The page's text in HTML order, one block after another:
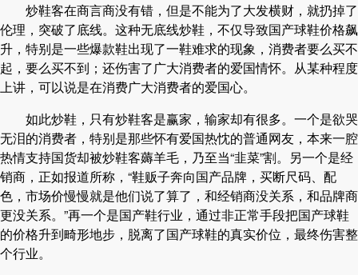
炒鞋客在商言商没有错，但是不能为了大发横财，就扔掉了
伦理，突破了底线。这种无底线炒鞋，不仅导致国产球鞋价格飙
升，特别是一些爆款鞋出现了一鞋难求的现象，消费者要么买不
起，要么买不到；还伤害了广大消费者的爱国情怀。从某种程度
上讲，可以说是在消费广大消费者的爱国心。
如此炒鞋，只有炒鞋客是赢家，输家却有很多。一个是欲哭
无泪的消费者，特别是那些怀有爱国热忱的普通网友，本来一腔
热情支持国货却被炒鞋客薅羊毛，乃至当“韭菜”割。另一个是经
销商，正如报道所称，“鞋贩子奔向国产品牌，买断尺码、配
色，市场价慢慢就是他们说了算了，和经销商没关系，和品牌商
更没关系。”再一个是国产鞋行业，通过非正常手段把国产球鞋
的价格升到畸形地步，脱离了国产球鞋的真实价位，最终伤害整
个行业。